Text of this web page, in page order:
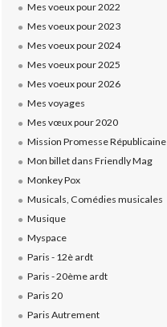
Mes voeux pour 2022
Mes voeux pour 2023
Mes voeux pour 2024
Mes voeux pour 2025
Mes voeux pour 2026
Mes voyages
Mes vœux pour 2020
Mission Promesse Républicaine
Mon billet dans Friendly Mag
Monkey Pox
Musicals, Comédies musicales
Musique
Myspace
Paris - 12è ardt
Paris - 20ème ardt
Paris 20
Paris Autrement